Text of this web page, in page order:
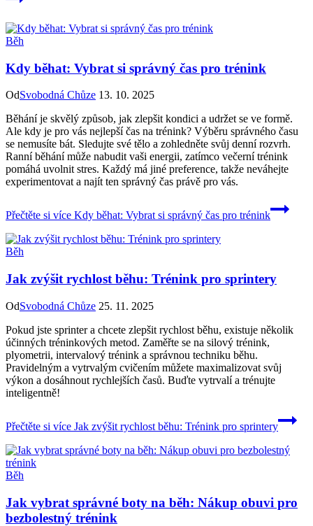
Běh
Kdy běhat: Vybrat si správný čas pro trénink
OdSvobodná Chůze 13. 10. 2025
Běhání je skvělý způsob, jak zlepšit kondici a udržet se ve formě.
Ale kdy je pro vás nejlepší čas na trénink? Výběru správného času
se nemusíte bát. Sledujte své tělo a zohledněte svůj denní rozvrh.
Ranní běhání může nabudit vaši energii, zatímco večerní trénink
pomáhá uvolnit stres. Každý má jiné preference, takže neváhejte
experimentovat a najít ten správný čas právě pro vás.
Přečtěte si více Kdy běhat: Vybrat si správný čas pro trénink
Běh
Jak zvýšit rychlost běhu: Trénink pro sprintery
OdSvobodná Chůze 25. 11. 2025
Pokud jste sprinter a chcete zlepšit rychlost běhu, existuje několik
účinných tréninkových metod. Zaměřte se na silový trénink,
plyometrii, intervalový trénink a správnou techniku běhu.
Pravidelným a vytrvalým cvičením můžete maximalizovat svůj
výkon a dosáhnout rychlejších časů. Buďte vytrvalí a trénujte
inteligentně!
Přečtěte si více Jak zvýšit rychlost běhu: Trénink pro sprintery
Běh
Jak vybrat správné boty na běh: Nákup obuvi pro
bezbolestný trénink